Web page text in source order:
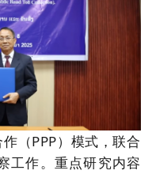
（PPP）模式 ，联合
工作。重点研究内容